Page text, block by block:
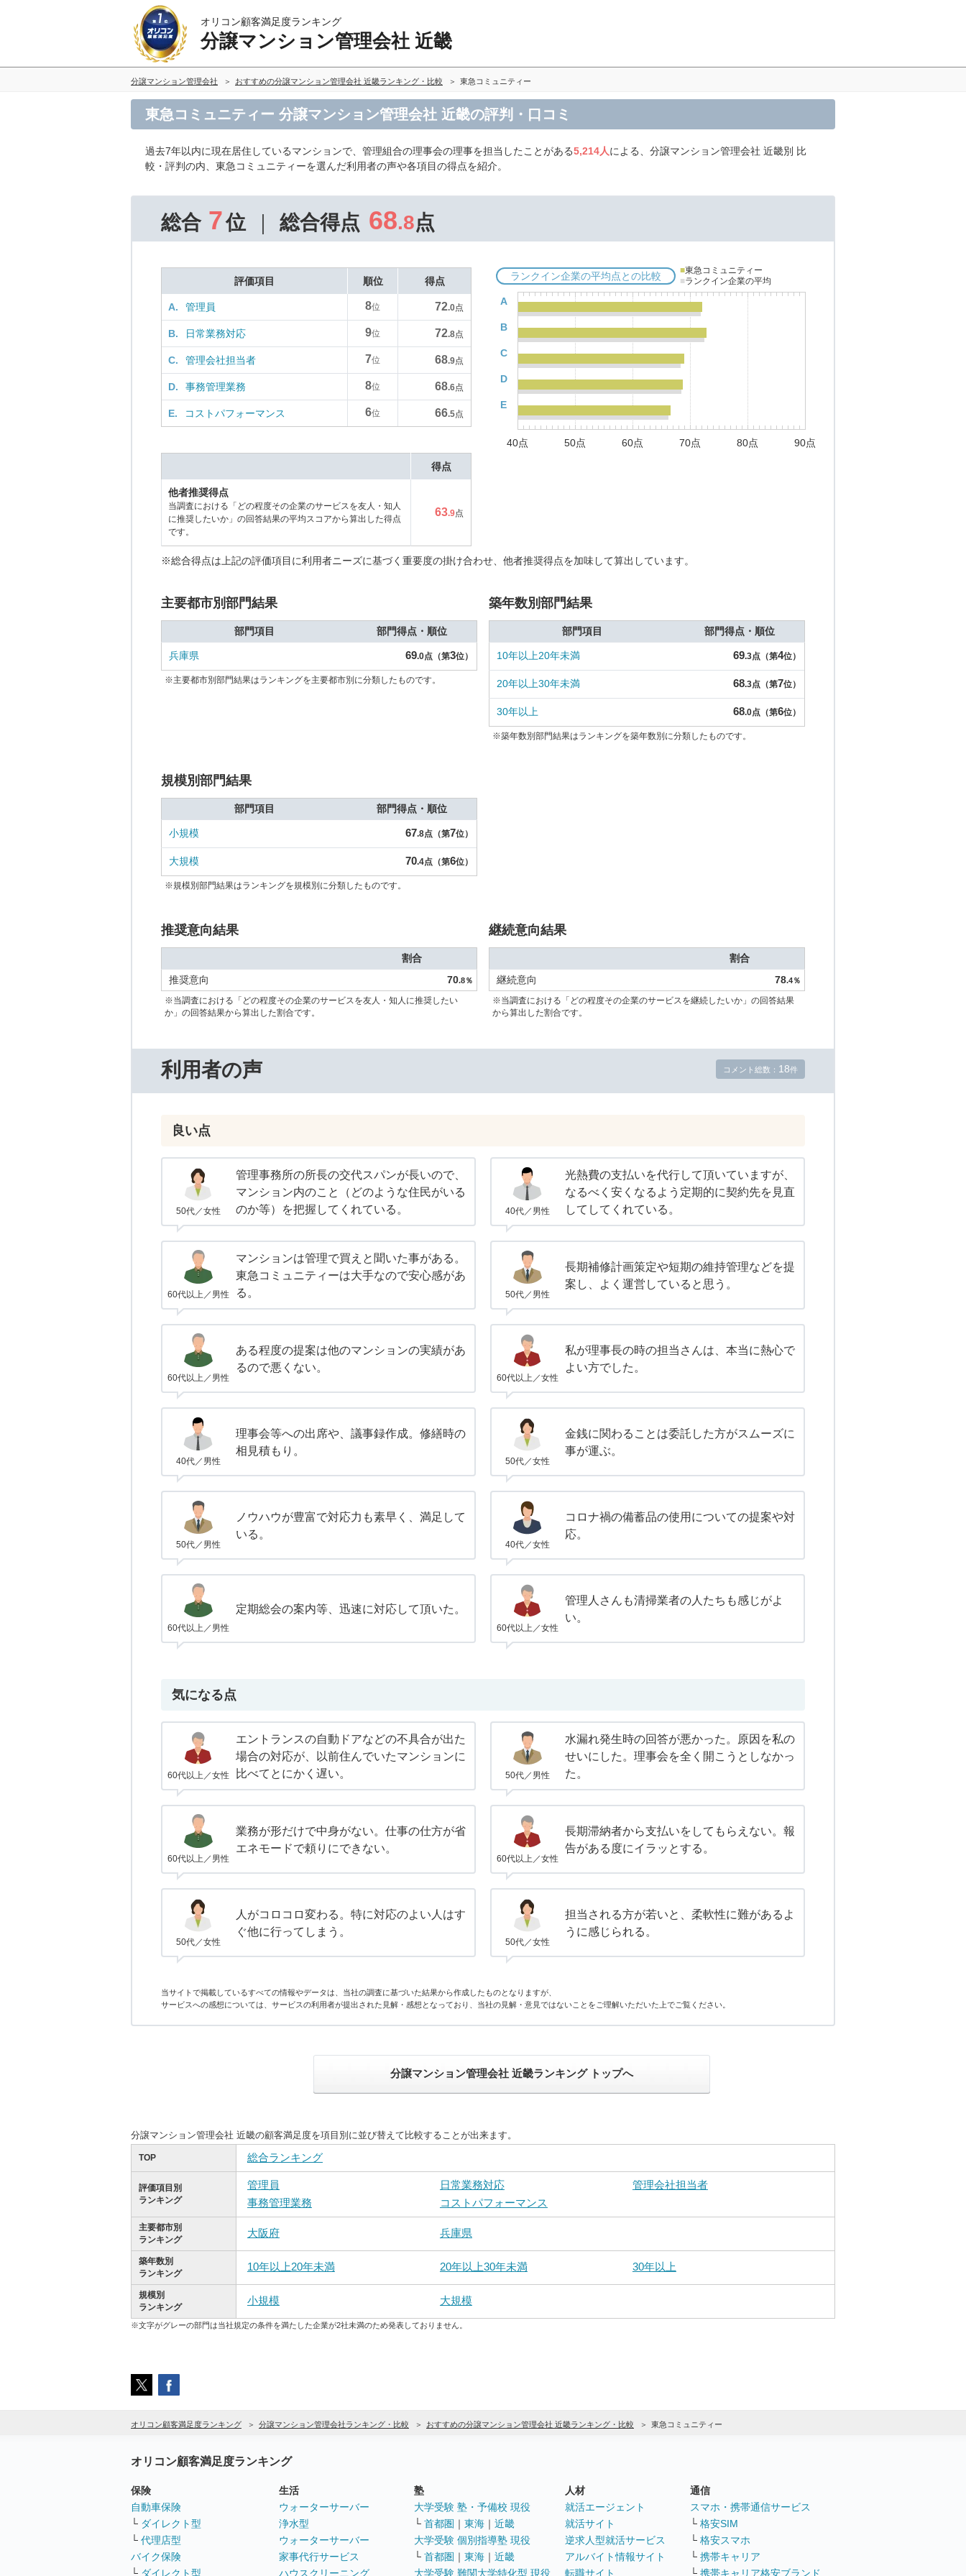
オリコン顧客満足度ランキング
分譲マンション管理会社 近畿
分譲マンション管理会社 おすすめの分譲マンション管理会社 近畿ランキング・比較 東急コミュニティー
東急コミュニティー 分譲マンション管理会社 近畿の評判・口コミ
過去7年以内に現在居住しているマンションで、管理組合の理事会の理事を担当したことがある5,214人による、分譲マンション管理会社 近畿別 比
較・評判の内、東急コミュニティーを選んだ利用者の声や各項目の得点を紹介。
総合 7位 総合得点 68.8点
評価項目 順位 得点
A. 管理員 8位 72.0点
B. 日常業務対応 9位 72.8点
C. 管理会社担当者 7位 68.9点
D. 事務管理業務 8位 68.6点
E. コストパフォーマンス 6位 66.5点
ランクイン企業の平均点との比較 ■東急コミュニティー
■ランクイン企業の平均
A
B
C
D
E
40点 50点 60点 70点 80点 90点
得点
他者推奨得点
当調査における「どの程度その企業のサービスを友人・知人
に推奨したいか」の回答結果の平均スコアから算出した得点
です。
63.9点
※総合得点は上記の評価項目に利用者ニーズに基づく重要度の掛け合わせ、他者推奨得点を加味して算出しています。
主要都市別部門結果
部門項目 部門得点・順位
兵庫県 69.0点（第3位）
※主要都市別部門結果はランキングを主要都市別に分類したものです。
築年数別部門結果
部門項目 部門得点・順位
10年以上20年未満 69.3点（第4位）
20年以上30年未満 68.3点（第7位）
30年以上 68.0点（第6位）
※築年数別部門結果はランキングを築年数別に分類したものです。
規模別部門結果
部門項目 部門得点・順位
小規模 67.8点（第7位）
大規模 70.4点（第6位）
※規模別部門結果はランキングを規模別に分類したものです。
推奨意向結果
割合
推奨意向
70.8％
※当調査における「どの程度その企業のサービスを友人・知人に推奨したい
か」の回答結果から算出した割合です。
継続意向結果
割合
継続意向
78.4％
※当調査における「どの程度その企業のサービスを継続したいか」の回答結果
から算出した割合です。
利用者の声 コメント総数： 18件
良い点
50代／女性
管理事務所の所長の交代スパンが長いので、
マンション内のこと（どのような住民がいる
のか等）を把握してくれている。
40代／男性
光熱費の支払いを代行して頂いていますが、
なるべく安くなるよう定期的に契約先を見直
してしてくれている。
60代以上／男性
マンションは管理で買えと聞いた事がある。
東急コミュニティーは大手なので安心感があ
る。
50代／男性
長期補修計画策定や短期の維持管理などを提
案し、よく運営していると思う。
60代以上／男性
ある程度の提案は他のマンションの実績があ
るので悪くない。
60代以上／女性
私が理事長の時の担当さんは、本当に熱心で
よい方でした。
40代／男性
理事会等への出席や、議事録作成。修繕時の
相見積もり。
50代／女性
金銭に関わることは委託した方がスムーズに
事が運ぶ。
50代／男性
ノウハウが豊富で対応力も素早く、満足して
いる。
40代／女性
コロナ禍の備蓄品の使用についての提案や対
応。
60代以上／男性
定期総会の案内等、迅速に対応して頂いた。
60代以上／女性
管理人さんも清掃業者の人たちも感じがよ
い。
気になる点
60代以上／女性
エントランスの自動ドアなどの不具合が出た
場合の対応が、以前住んでいたマンションに
比べてとにかく遅い。
50代／男性
水漏れ発生時の回答が悪かった。原因を私の
せいにした。理事会を全く開こうとしなかっ
た。
60代以上／男性
業務が形だけで中身がない。仕事の仕方が省
エネモードで頼りにできない。
60代以上／女性
長期滞納者から支払いをしてもらえない。報
告がある度にイラッとする。
50代／女性
人がコロコロ変わる。特に対応のよい人はす
ぐ他に行ってしまう。
50代／女性
担当される方が若いと、柔軟性に難があるよ
うに感じられる。
当サイトで掲載しているすべての情報やデータは、当社の調査に基づいた結果から作成したものとなりますが、
サービスへの感想については、サービスの利用者が提出された見解・感想となっており、当社の見解・意見ではないことをご理解いただいた上でご覧ください。
分譲マンション管理会社 近畿ランキング トップへ
分譲マンション管理会社 近畿の顧客満足度を項目別に並び替えて比較することが出来ます。
TOP 総合ランキング
評価項目別
ランキング
管理員 日常業務対応
管理会社担当者
事務管理業務
コストパフォーマンス
主要都市別
ランキング
大阪府 兵庫県
築年数別
ランキング
10年以上20年未満 20年以上30年未満 30年以上
規模別
ランキング
小規模 大規模
※文字がグレーの部門は当社規定の条件を満たした企業が2社未満のため発表しておりません。
オリコン顧客満足度ランキング 分譲マンション管理会社ランキング・比較 おすすめの分譲マンション管理会社 近畿ランキング・比較 東急コミュニティー
オリコン顧客満足度ランキング
保険
自動車保険
└ ダイレクト型
└ 代理店型
バイク保険
└ ダイレクト型
生活
ウォーターサーバー
浄水型
ウォーターサーバー
家事代行サービス
ハウスクリーニング
塾
大学受験 塾・予備校 現役
└ 首都圏 ｜ 東海 ｜ 近畿
大学受験 個別指導塾 現役
└ 首都圏 ｜ 東海 ｜ 近畿
大学受験 難関大学特化型 現役
人材
就活エージェント
就活サイト
逆求人型就活サービス
アルバイト情報サイト
転職サイト
通信
スマホ・携帯通信サービス
└ 格安SIM
└ 格安スマホ
└ 携帯キャリア
└ 携帯キャリア格安ブランド